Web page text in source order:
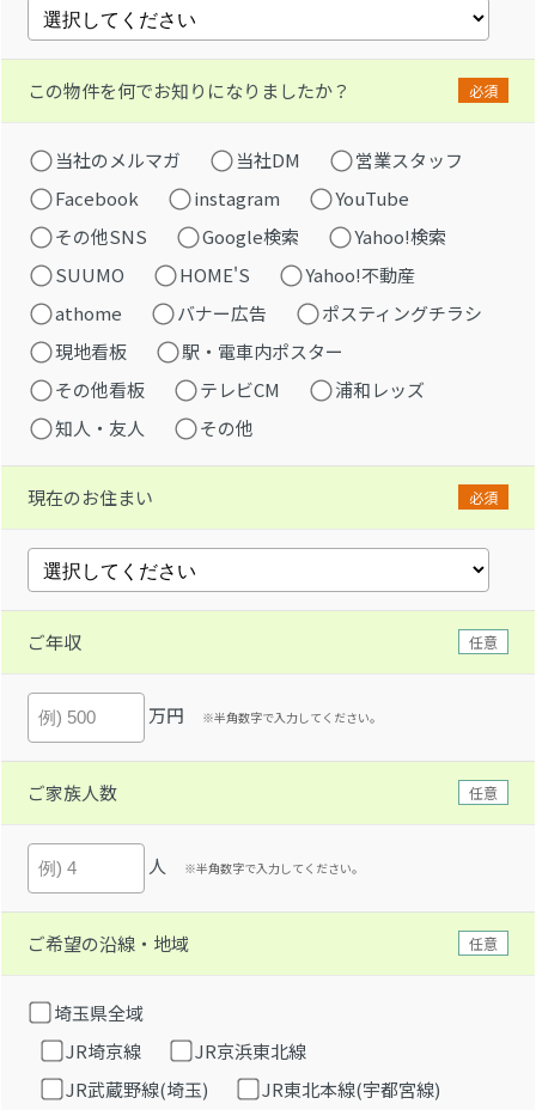
この物件を何でお知りになりましたか？ 必須
当社のメルマガ 当社DM
営業スタッフ
Facebook
instagram
YouTube
その他SNS
Google検索
Yahoo!検索
SUUMO
HOME'S
Yahoo!不動産
athome
バナー広告
ポスティングチラシ
現地看板
駅・電車内ポスター
その他看板
テレビCM
浦和レッズ
知人・友人
その他
現在のお住まい 必須
ご年収 任意
万円 ※半角数字で入力してください。
ご家族人数 任意
人 ※半角数字で入力してください。
ご希望の沿線・地域 任意
埼玉県全域
JR埼京線
JR京浜東北線
JR武蔵野線(埼玉)
JR東北本線(宇都宮線)